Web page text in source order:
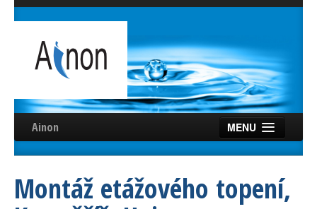
Ainon MENU
Úvod
Služby
Montáž etážového topení,